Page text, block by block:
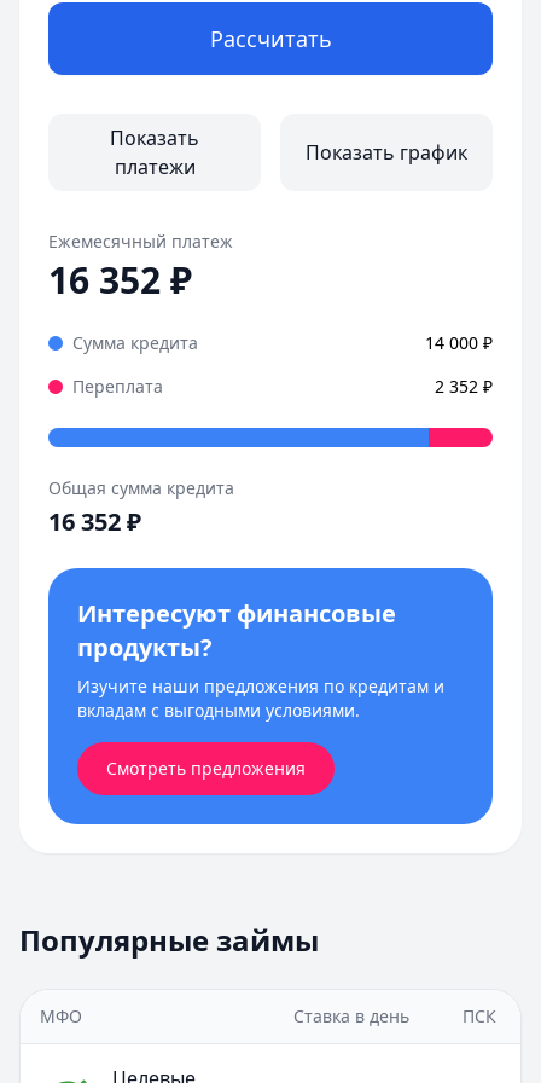
Рассчитать
Показать
платежи
Показать график
Ежемесячный платеж
16 352₽
Сумма кредита 14 000 ₽
Переплата
2 352 ₽
Общая сумма кредита
16 352₽
Интересуют финансовые
продукты?
Изучите наши предложения по кредитам и
вкладам с выгодными условиями.
Смотреть предложения
Популярные займы
МФО Ставка в день ПСК